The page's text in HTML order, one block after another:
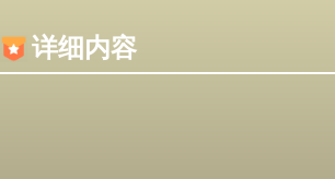
详细内容